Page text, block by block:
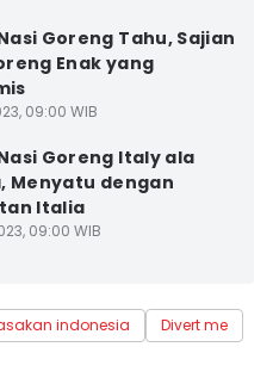
Goreng Tahu, Sajian
Enak yang
09:00 WIB
Goreng Italy ala
Menyatu dengan
Italia
09:00 WIB
indonesia
Divert me